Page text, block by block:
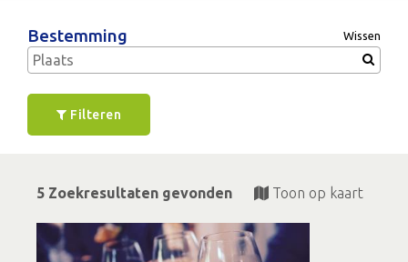
Bestemming Wissen
Filteren
5 Zoekresultaten gevonden Toon op kaart